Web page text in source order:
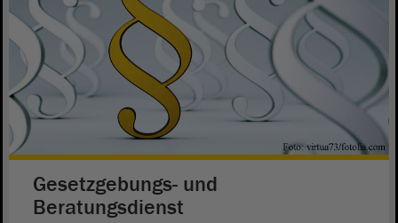
Gesetzgebungs- und
Beratungsdienst